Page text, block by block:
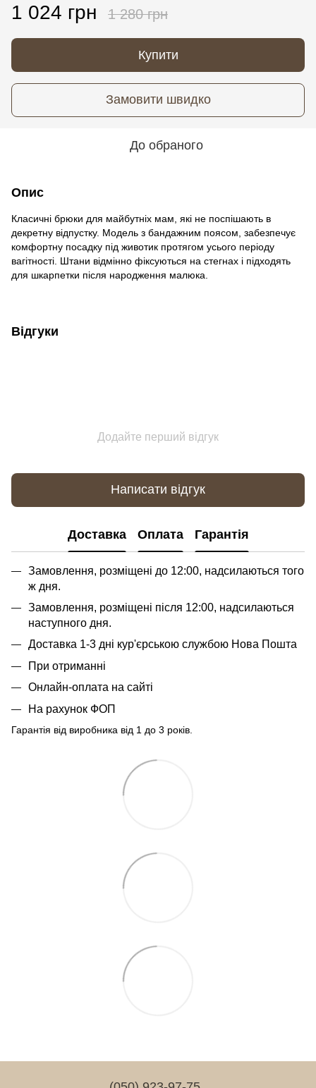
1 024 грн 1 280 грн
Купити
Замовити швидко
До обраного
Опис
Класичні брюки для майбутніх мам, які не поспішають в
декретну відпустку. Модель з бандажним поясом, забезпечує
комфортну посадку під животик протягом усього періоду
вагітності. Штани відмінно фіксуються на стегнах і підходять
для шкарпетки після народження малюка.
Відгуки
Додайте перший відгук
Написати відгук
Доставка Оплата Гарантія
Замовлення, розміщені до 12:00, надсилаються того
ж дня.
Замовлення, розміщені після 12:00, надсилаються
наступного дня.
Доставка 1-3 дні кур'єрською службою Нова Пошта
При отриманні
Онлайн-оплата на сайті
На рахунок ФОП
Гарантія від виробника від 1 до 3 років.